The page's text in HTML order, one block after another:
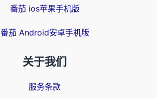
番茄 ios苹果手机版
番茄 Android安卓手机版
关于我们
服务条款